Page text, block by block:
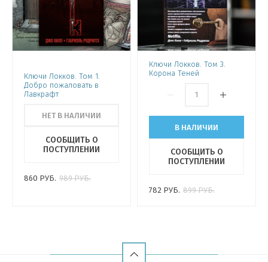
Ключи Локков. Том 1.
Добро пожаловать в
Лавкрафт
НЕТ В НАЛИЧИИ
СООБЩИТЬ О
ПОСТУПЛЕНИИ
860 РУБ. 989РУБ.
Ключи Локков. Том 3.
Корона Теней
В НАЛИЧИИ
СООБЩИТЬ О
ПОСТУПЛЕНИИ
782 РУБ. 899РУБ.